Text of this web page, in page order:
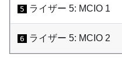
5 ライザー 5: MCIO 1
6 ライザー 5: MCIO 2